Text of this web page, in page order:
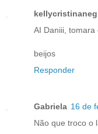
AI Daniii, tomara
beijos
Responder
Gabriela 16 de
Não que troco o